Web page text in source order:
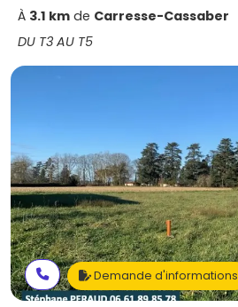
À 3.1 km de Carresse-Cassaber
DU T3 AU T5
Demande d'informations